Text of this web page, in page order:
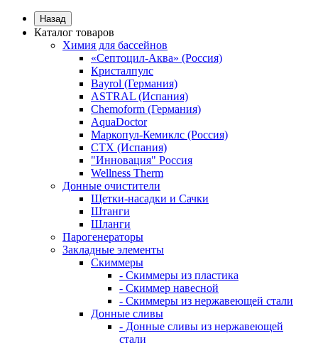
Назад
Каталог товаров
Химия для бассейнов
«Септоцил-Аква» (Россия)
Кристалпулс
Bayrol (Германия)
ASTRAL (Испания)
Chemoform (Германия)
AquaDoctor
Маркопул-Кемиклс (Россия)
CTX (Испания)
"Инновация" Россия
Wellness Therm
Донные очистители
Щетки-насадки и Сачки
Штанги
Шланги
Парогенераторы
Закладные элементы
Скиммеры
- Скиммеры из пластика
- Скиммер навесной
- Скиммеры из нержавеющей стали
Донные сливы
- Донные сливы из нержавеющей
стали